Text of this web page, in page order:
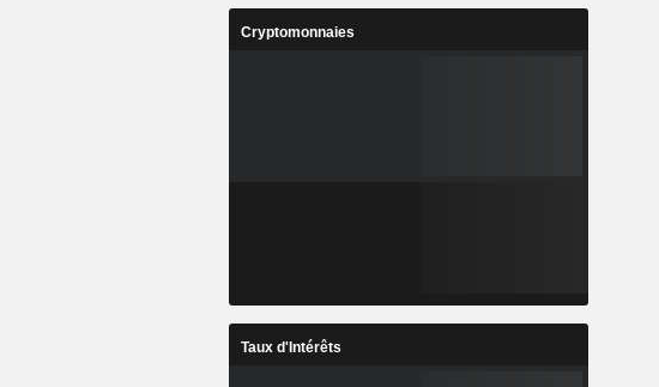
Cryptomonnaies
Taux d'Intérêts